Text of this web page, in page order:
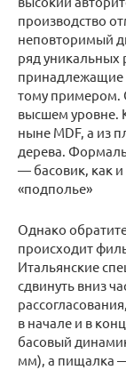
производство
неповторимый
ряд уникальных
принадлежащие
тому примером.
высшем уровне.
ныне MDF, а из
дерева.
— басовик, как
«подполье»
Однако
происходит
Итальянские
сдвинуть вниз
в начале и в
басовый
мм), а пищалка